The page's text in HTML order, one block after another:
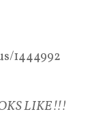
1444992
LIKE!!!